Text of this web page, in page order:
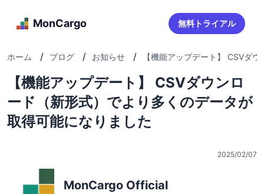
MonCargo 無料トライアル
ホーム / ブログ / お知らせ / 【機能アップデート】 CSVダ
【機能アップデート】 CSVダウンロ
ード（新形式）でより多くのデータが
取得可能になりました
2025/02/07
MonCargo Official